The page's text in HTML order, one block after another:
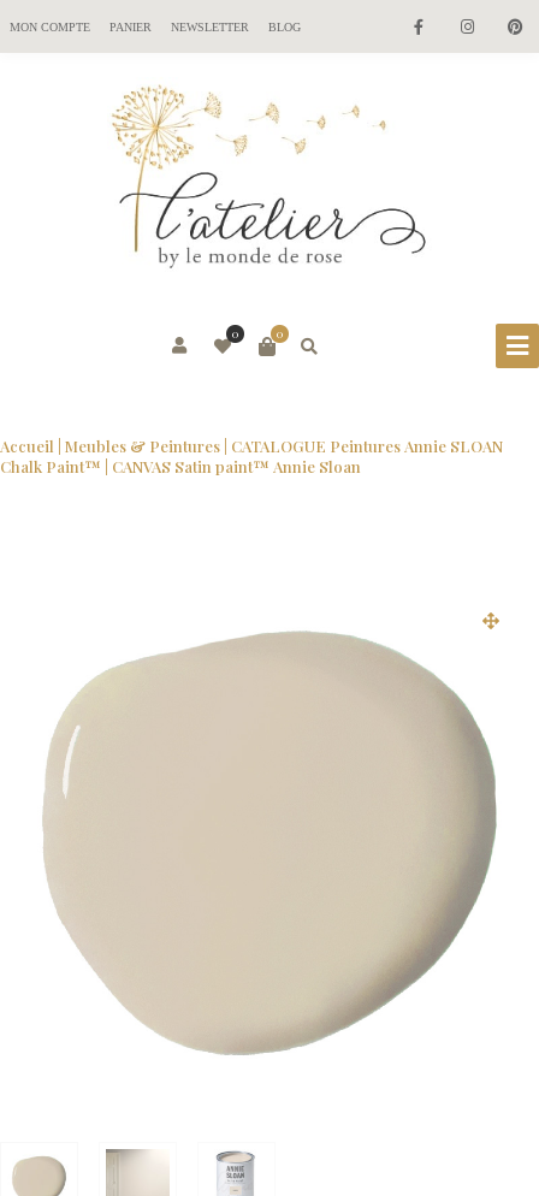
MON COMPTE PANIER NEWSLETTER BLOG
0
0
Accueil Meubles & Peintures CATALOGUE Peintures Annie SLOAN
Chalk Paint™ | CANVAS Satin paint™ Annie Sloan